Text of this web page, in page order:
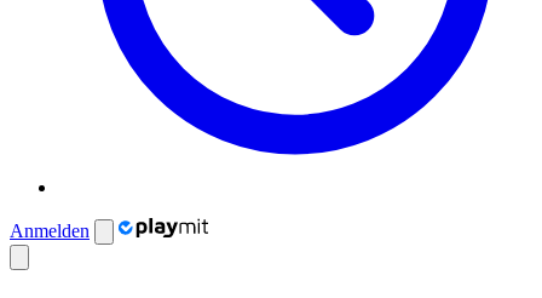
Anmelden